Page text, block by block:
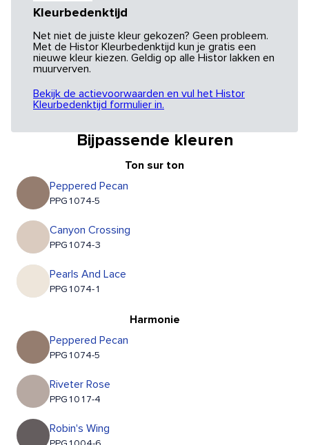
Kleurbedenktijd
Net niet de juiste kleur gekozen? Geen probleem.
Met de Histor Kleurbedenktijd kun je gratis een
nieuwe kleur kiezen. Geldig op alle Histor lakken en
muurverven.
Bekijk de actievoorwaarden en vul het Histor
Kleurbedenktijd formulier in.
Bijpassende kleuren
Ton sur ton
Peppered Pecan
PPG1074-5
Canyon Crossing
PPG1074-3
Pearls And Lace
PPG1074-1
Harmonie
Peppered Pecan
PPG1074-5
Riveter Rose
PPG1017-4
Robin's Wing